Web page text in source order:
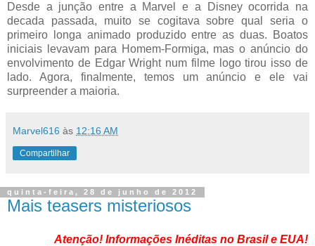
Desde a junção entre a Marvel e a Disney ocorrida na
decada passada, muito se cogitava sobre qual seria o
primeiro longa animado produzido entre as duas. Boatos
iniciais levavam para Homem-Formiga, mas o anúncio do
envolvimento de Edgar Wright num filme logo tirou isso de
lado. Agora, finalmente, temos um anúncio e ele vai
surpreender a maioria.
Marvel616 às 12:16 AM
Compartilhar
quinta-feira, 28 de junho de 2012
Mais teasers misteriosos
Atenção! Informações Inéditas no Brasil e EUA!